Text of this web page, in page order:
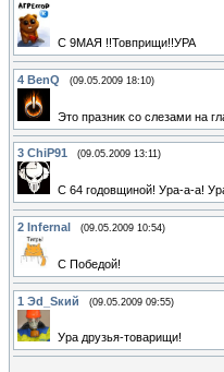
С 9МАЯ !!Товприщи!!УРА
4 BenQ (09.05.2009 18:10)
Это празник со слезами на
3 ChiP91 (09.05.2009 13:11)
С 64 годовщиной! Ура-а-а!
2 Infernal (09.05.2009 10:54)
С Победой!
1 Эd_Sкий (09.05.2009 09:55)
Ура друзья-товарищи!